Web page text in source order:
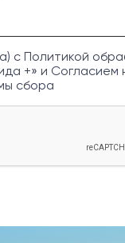
с Политикой
+» и Согласием
сбора